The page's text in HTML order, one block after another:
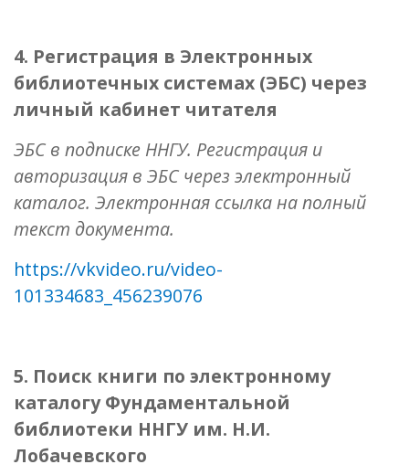
4. Регистрация в Электронных
библиотечных системах (ЭБС) через
личный кабинет читателя
ЭБС в подписке ННГУ. Регистрация и
авторизация в ЭБС через электронный
каталог. Электронная ссылка на полный
текст документа.
https://vkvideo.ru/video-
101334683_456239076
5. Поиск книги по электронному
каталогу Фундаментальной
библиотеки ННГУ им. Н.И.
Лобачевского